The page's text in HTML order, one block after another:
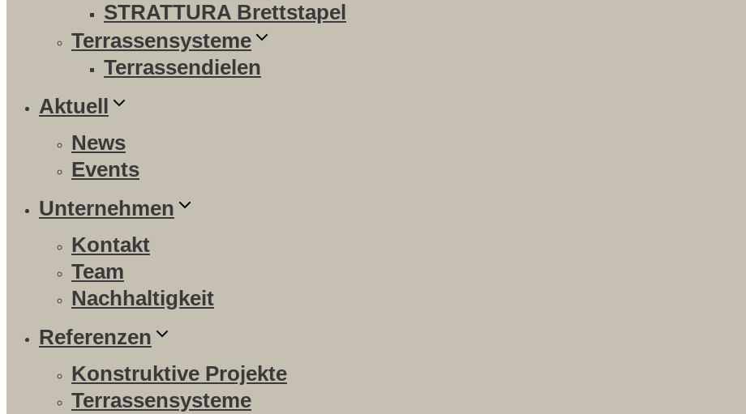
STRATTURA Brettstapel
Terrassensysteme
Terrassendielen
Aktuell
News
Events
Unternehmen
Kontakt
Team
Nachhaltigkeit
Referenzen
Konstruktive Projekte
Terrassensysteme